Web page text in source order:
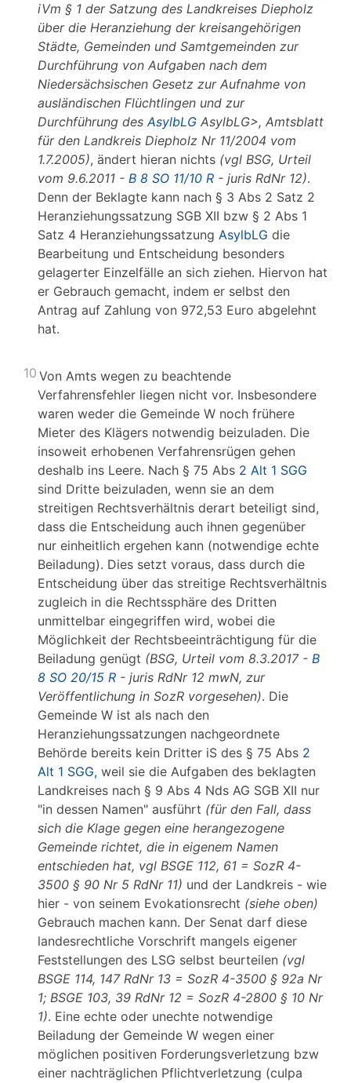
iVm § 1 der Satzung des Landkreises Diepholz
über die Heranziehung der kreisangehörigen
Städte, Gemeinden und Samtgemeinden zur
Durchführung von Aufgaben nach dem
Niedersächsischen Gesetz zur Aufnahme von
ausländischen Flüchtlingen und zur
Durchführung desAsylbLG AsylbLG>, Amtsblatt
für den Landkreis Diepholz Nr 11/2004 vom
1.7.2005), ändert hieran nichts (vgl BSG, Urteil
vom 9.6.2011 - B 8 SO 11/10 R - juris RdNr 12).
Denn der Beklagte kann nach § 3 Abs 2 Satz 2
Heranziehungssatzung SGB XII bzw § 2 Abs 1
Satz 4 Heranziehungssatzung AsylbLG die
Bearbeitung und Entscheidung besonders
gelagerter Einzelfälle an sich ziehen. Hiervon hat
er Gebrauch gemacht, indem er selbst den
Antrag auf Zahlung von 972,53 Euro abgelehnt
hat.
10 Von Amts wegen zu beachtende
Verfahrensfehler liegen nicht vor. Insbesondere
waren weder die Gemeinde W noch frühere
Mieter des Klägers notwendig beizuladen. Die
insoweit erhobenen Verfahrensrügen gehen
deshalb ins Leere. Nach § 75 Abs 2 Alt 1 SGG
sind Dritte beizuladen, wenn sie an dem
streitigen Rechtsverhältnis derart beteiligt sind,
dass die Entscheidung auch ihnen gegenüber
nur einheitlich ergehen kann (notwendige echte
Beiladung). Dies setzt voraus, dass durch die
Entscheidung über das streitige Rechtsverhältnis
zugleich in die Rechtssphäre des Dritten
unmittelbar eingegriffen wird, wobei die
Möglichkeit der Rechtsbeeinträchtigung für die
Beiladung genügt (BSG, Urteil vom 8.3.2017 - B
8 SO 20/15 R - juris RdNr 12 mwN, zur
Veröffentlichung in SozR vorgesehen). Die
Gemeinde W ist als nach den
Heranziehungssatzungen nachgeordnete
Behörde bereits kein Dritter iS des § 75 Abs 2
Alt 1 SGG, weil sie die Aufgaben des beklagten
Landkreises nach § 9 Abs 4 Nds AG SGB XII nur
"in dessen Namen" ausführt (für den Fall, dass
sich die Klage gegen eine herangezogene
Gemeinde richtet, die in eigenem Namen
entschieden hat, vgl BSGE 112, 61 = SozR 4-
3500 § 90 Nr 5 RdNr 11) und der Landkreis - wie
hier - von seinem Evokationsrecht (siehe oben)
Gebrauch machen kann. Der Senat darf diese
landesrechtliche Vorschrift mangels eigener
Feststellungen des LSG selbst beurteilen (vgl
BSGE 114, 147 RdNr 13 = SozR 4-3500 § 92a Nr
1; BSGE 103, 39 RdNr 12 = SozR 4-2800 § 10 Nr
1). Eine echte oder unechte notwendige
Beiladung der Gemeinde W wegen einer
möglichen positiven Forderungsverletzung bzw
einer nachträglichen Pflichtverletzung (culpa